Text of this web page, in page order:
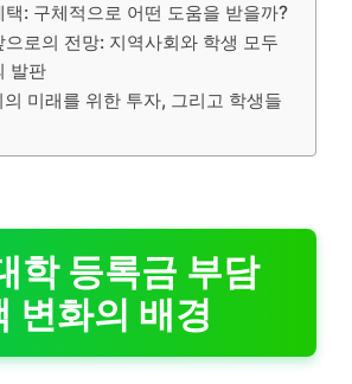
택: 구체적으로 어떤 도움을 받을까?
으로의 전망: 지역사회와 학생 모두
발판
미래를 위한 투자, 그리고 학생들
학 등록금 부담
변화의 배경